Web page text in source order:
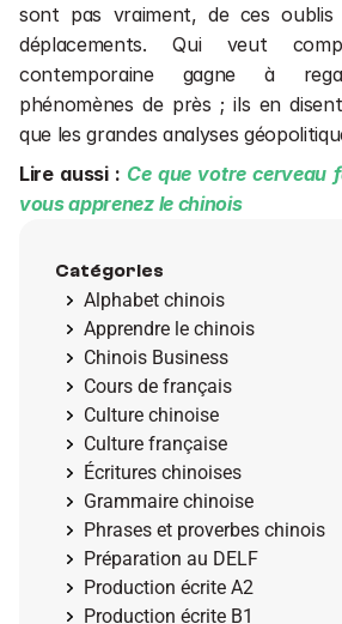
sont pas vraiment, de ces oublis
déplacements. Qui veut
contemporaine gagne à
phénomènes de près ; ils en
que les grandes analyses
Lire aussi : Ce que votre cerveau
vous apprenez le chinois
Catégories
Alphabet chinois
Apprendre le chinois
Chinois Business
Cours de français
Culture chinoise
Culture française
Écritures chinoises
Grammaire chinoise
Phrases et proverbes chinois
Préparation au DELF
Production écrite A2
Production écrite B1